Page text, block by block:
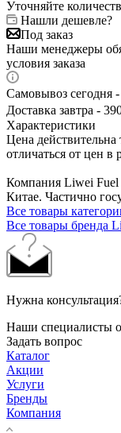
Уточняйте
Нашли дешевле?
Под заказ
Наши менеджеры
условия заказа
Самовывоз сегодня
Доставка завтра -
Характеристики
Цена действительна
отличаться от цен в
Компания Liwei Fuel
Китае. Частично
Все товары
Все товары бренда
Нужна
Наши специалисты
Задать вопрос
Каталог
Акции
Услуги
Бренды
Компания